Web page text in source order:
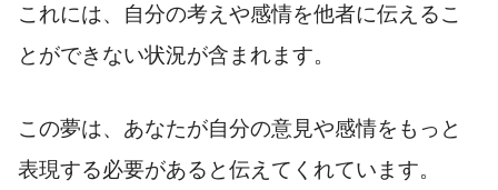
これには、自分の考えや感情を他者に伝えるこ
とができない状況が含まれます。
この夢は、あなたが自分の意見や感情をもっと
表現する必要があると伝えてくれています。